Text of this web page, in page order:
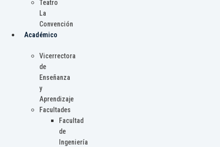
Teatro
La
Convención
Académico
Vicerrectora
de
Enseñanza
y
Aprendizaje
Facultades
Facultad
de
Ingeniería